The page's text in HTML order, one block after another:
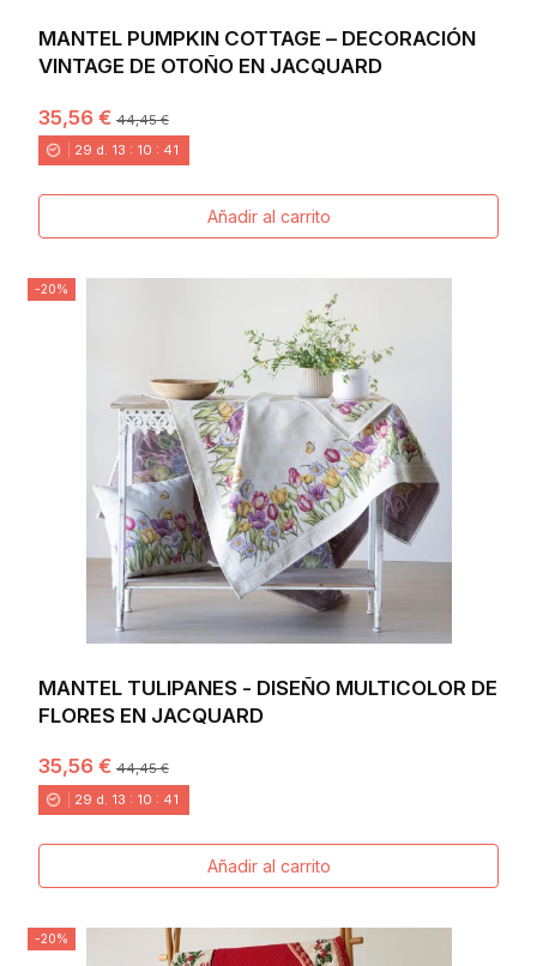
MANTEL PUMPKIN COTTAGE – DECORACIÓN
VINTAGE DE OTOÑO EN JACQUARD
35,56 €44,45 €
29 d. 13 : 10 : 40
Añadir al carrito
-20%
MANTEL TULIPANES - DISEÑO MULTICOLOR DE
FLORES EN JACQUARD
35,56 €44,45 €
29 d. 13 : 10 : 40
Añadir al carrito
-20%